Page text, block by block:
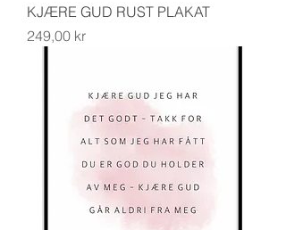
KJÆRE GUD RUST PLAKAT
Pris
249,00 kr